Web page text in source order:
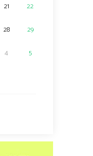
21 22
28 29
4 5